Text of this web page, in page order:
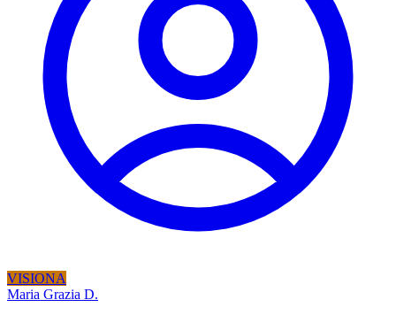
VISIONA
Maria Grazia D.